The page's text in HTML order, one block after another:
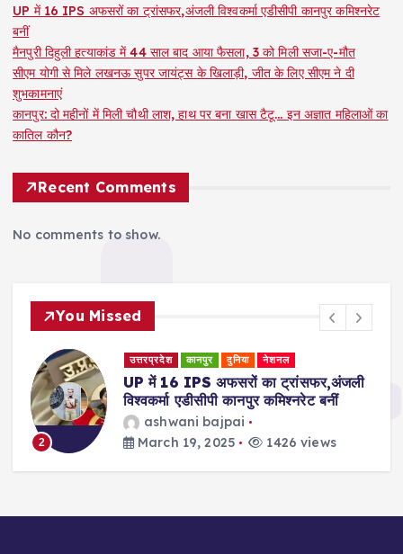
UP में 16 IPS अफसरों का ट्रांसफर,अंजली विश्वकर्मा एडीसीपी कानपुर कमिश्नरेट
बनीं
मैनपुरी दिहुली हत्याकांड में 44 साल बाद आया फैसला, 3 को मिली सजा-ए-मौत
सीएम योगी से मिले लखनऊ सुपर जायंट्स के खिलाड़ी, जीत के लिए सीएम ने दी
शुभकामनाएं
कानपुर: दो महीनों में मिली चौथी लाश, हाथ पर बना खास टैटू… इन अज्ञात महिलाओं का
कातिल कौन?
Recent Comments
No comments to show.
You Missed
2
उत्तरप्रदेश कानपुर दुनिया नेशनल
UP में 16 IPS अफसरों का ट्रांसफर,अंजली
विश्वकर्मा एडीसीपी कानपुर कमिश्नरेट बनीं
ashwani bajpai
March 19, 2025
1426 views